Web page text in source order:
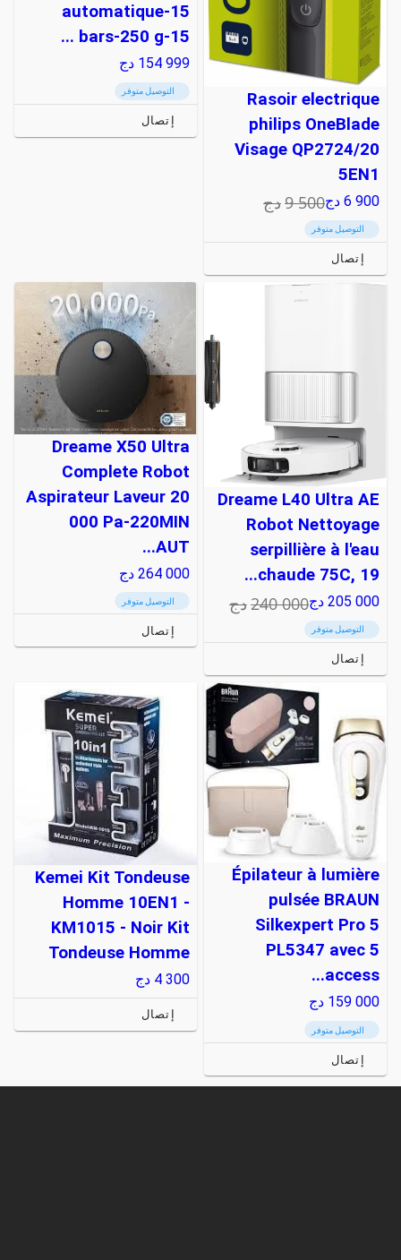
Rasoir electrique
philips OneBlade
Visage QP2724/20
5EN1
6 900 دج9 500دج
التوصيل متوفر
إتصال
automatique-15
bars-250 g-15 ...
154 999 دج
التوصيل متوفر
إتصال
Dreame L40 Ultra AE
Robot Nettoyage
serpillière à l'eau
chaude 75C, 19...
205 000 دج240 000دج
التوصيل متوفر
إتصال
Dreame X50 Ultra
Complete Robot
Aspirateur Laveur 20
000 Pa-220MIN
AUT...
264 000 دج
التوصيل متوفر
إتصال
Épilateur à lumière
pulsée BRAUN
Silkexpert Pro 5
PL5347 avec 5
access...
159 000 دج
التوصيل متوفر
إتصال
Kemei Kit Tondeuse
Homme 10EN1 -
KM1015 - Noir Kit
Tondeuse Homme
4 300 دج
إتصال